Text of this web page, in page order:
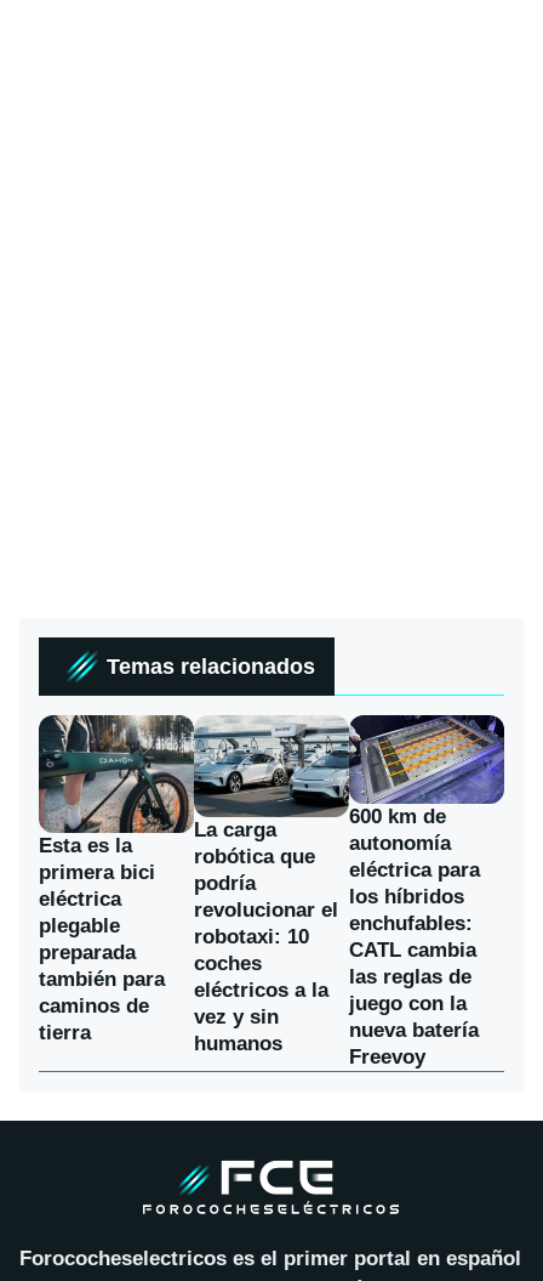
Temas relacionados
Esta es la
primera bici
eléctrica
plegable
preparada
también para
caminos de
tierra
La carga
robótica que
podría
revolucionar el
robotaxi: 10
coches
eléctricos a la
vez y sin
humanos
600 km de
autonomía
eléctrica para
los híbridos
enchufables:
CATL cambia
las reglas de
juego con la
nueva batería
Freevoy
Forococheselectricos es el primer portal en español